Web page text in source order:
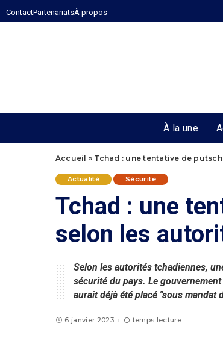
ContactPartenariatsÀ propos
À la une
Accueil » Tchad : une tentative de
Actualité Sécurité
Tchad : une
selon les
Selon les autorités tchadiennes,
sécurité du pays. Le
aurait déjà été placé "sous mandat
6 janvier 2023 temps lecture